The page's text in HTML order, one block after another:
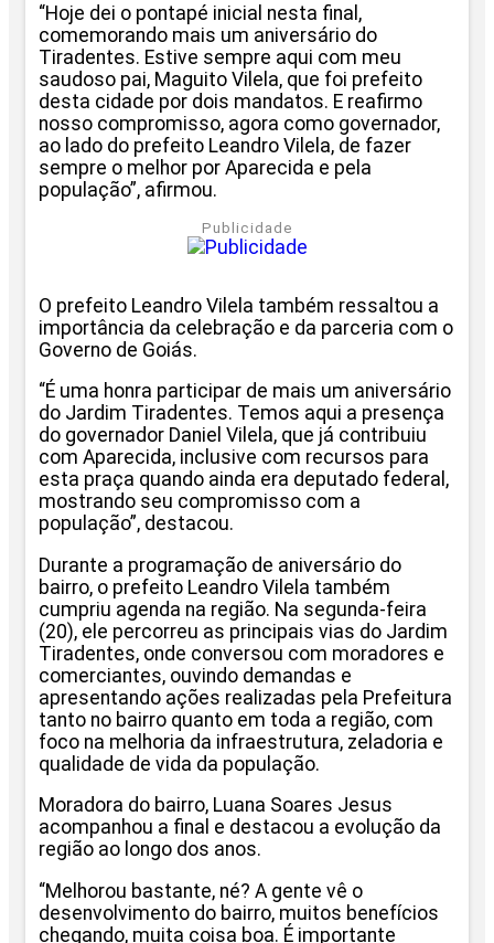
“Hoje dei o pontapé inicial nesta final,
comemorando mais um aniversário do
Tiradentes. Estive sempre aqui com meu
saudoso pai, Maguito Vilela, que foi prefeito
desta cidade por dois mandatos. E reafirmo
nosso compromisso, agora como governador,
ao lado do prefeito Leandro Vilela, de fazer
sempre o melhor por Aparecida e pela
população”, afirmou.
Publicidade
O prefeito Leandro Vilela também ressaltou a
importância da celebração e da parceria com o
Governo de Goiás.
“É uma honra participar de mais um aniversário
do Jardim Tiradentes. Temos aqui a presença
do governador Daniel Vilela, que já contribuiu
com Aparecida, inclusive com recursos para
esta praça quando ainda era deputado federal,
mostrando seu compromisso com a
população”, destacou.
Durante a programação de aniversário do
bairro, o prefeito Leandro Vilela também
cumpriu agenda na região. Na segunda-feira
(20), ele percorreu as principais vias do Jardim
Tiradentes, onde conversou com moradores e
comerciantes, ouvindo demandas e
apresentando ações realizadas pela Prefeitura
tanto no bairro quanto em toda a região, com
foco na melhoria da infraestrutura, zeladoria e
qualidade de vida da população.
Moradora do bairro, Luana Soares Jesus
acompanhou a final e destacou a evolução da
região ao longo dos anos.
“Melhorou bastante, né? A gente vê o
desenvolvimento do bairro, muitos benefícios
chegando, muita coisa boa. É importante